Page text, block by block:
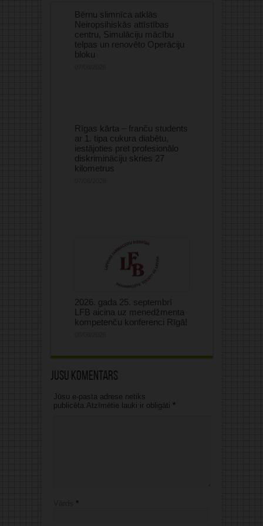
Bērnu slimnīca atklās
Neiropsihiskās attīstības
centru, Simulāciju mācību
telpas un renovēto Operāciju
bloku
Rīgas kārta – franču students
ar 1. tipa cukura diabētu,
iestājoties pret profesionālo
diskrimināciju skries 27
kilometrus
2026. gada 25. septembrī
LFB aicina uz menedžmenta
kompetenču konferenci Rīgā!
Jūsu komentārs
Jūsu e-pasta adrese netiks
publicēta.Atzīmētie lauki ir obligāti *
*